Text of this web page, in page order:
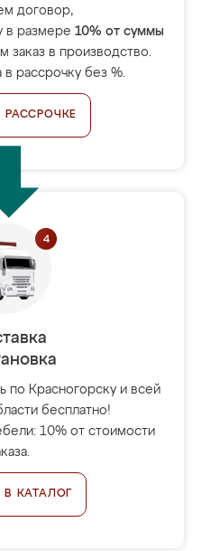
договор,
в размере 10% от суммы
заказ в производство.
рассрочку без %.
РАССРОЧКЕ
по Красногорску и всей
бесплатно!
10% от стоимости
В КАТАЛОГ